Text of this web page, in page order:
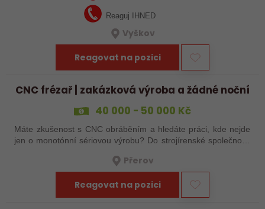
Reaguj IHNED
Vyškov
Reagovat na pozici
CNC frézař | zakázková výroba a žádné noční
40 000 - 50 000 Kč
Máte zkušenost s CNC obráběním a hledáte práci, kde nejde
jen o monotónní sériovou výrobu? Do strojírenské společnosti
Přerov
Reagovat na pozici